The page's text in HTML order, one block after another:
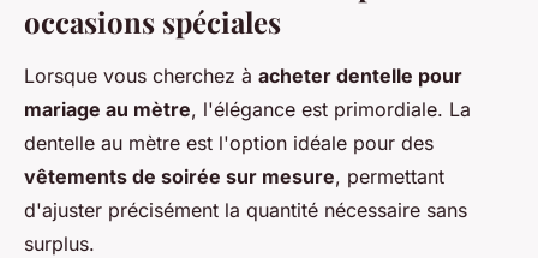
occasions spéciales
Lorsque vous cherchez à acheter dentelle pour
mariage au mètre, l'élégance est primordiale. La
dentelle au mètre est l'option idéale pour des
vêtements de soirée sur mesure, permettant
d'ajuster précisément la quantité nécessaire sans
surplus.